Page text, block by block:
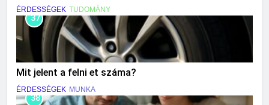
ÉRDESSÉGEK TUDOMÁNY
37
Mit jelent a felni et száma?
ÉRDESSÉGEK MUNKA
38